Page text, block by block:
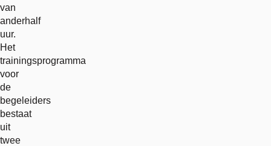
van
anderhalf
uur.
Het
trainingsprogramma
voor
de
begeleiders
bestaat
uit
twee